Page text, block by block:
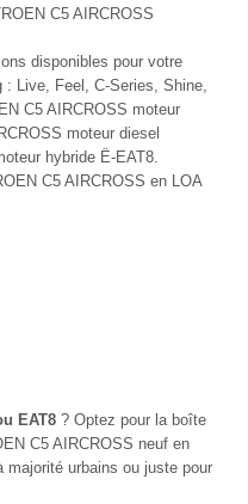
C5 AIRCROSS
disponibles pour votre
Live, Feel, C-Series, Shine,
C5 AIRCROSS moteur
moteur diesel
hybride Ë-EAT8.
C5 AIRCROSS en LOA
EAT8 ? Optez pour la boîte
C5 AIRCROSS neuf en
majorité urbains ou juste pour